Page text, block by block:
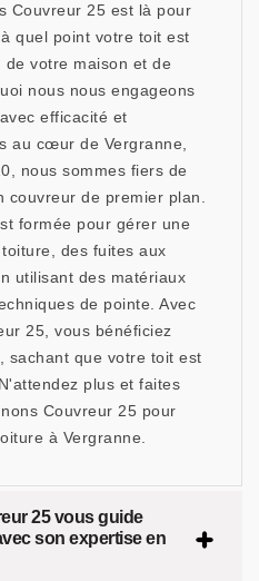
Couvreur 25 est là pour
quel point votre toit est
votre maison et de
nous nous engageons
efficacité et
au cœur de Vergranne,
nous sommes fiers de
couvreur de premier plan.
formée pour gérer une
des fuites aux
utilisant des matériaux
de pointe. Avec
25, vous bénéficiez
sachant que votre toit est
plus et faites
Couvreur 25 pour
à Vergranne.
25 vous guide
son expertise en